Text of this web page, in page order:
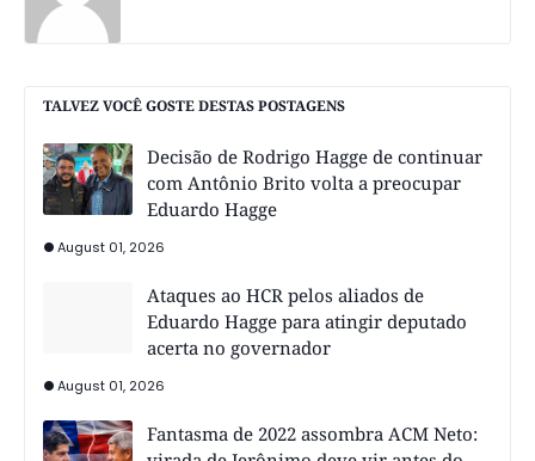
TALVEZ VOCÊ GOSTE DESTAS POSTAGENS
Decisão de Rodrigo Hagge de continuar
com Antônio Brito volta a preocupar
Eduardo Hagge
August 01, 2026
Ataques ao HCR pelos aliados de
Eduardo Hagge para atingir deputado
acerta no governador
August 01, 2026
Fantasma de 2022 assombra ACM Neto: